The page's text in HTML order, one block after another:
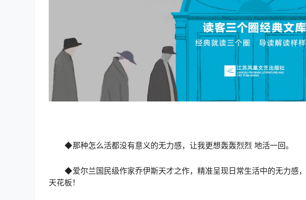
◆那种怎么活都没有意义的无力感，让我更想轰轰烈烈 地活一回。
◆爱尔兰国民级作家乔伊斯天才之作，精准呈现日常生活中的无力感
天花板！